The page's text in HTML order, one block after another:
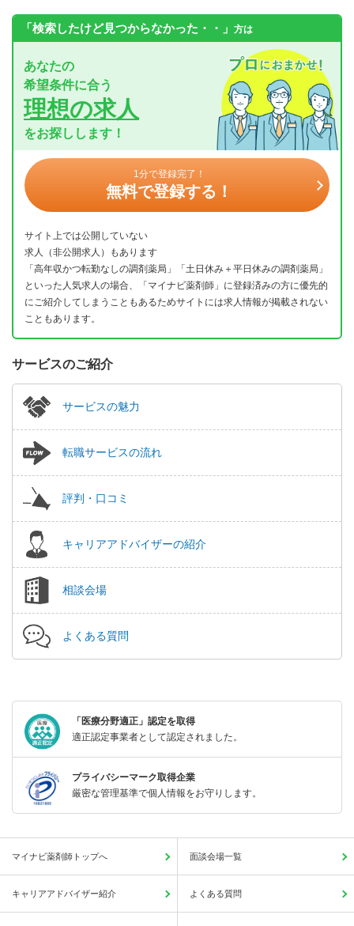
「検索したけど見つからなかった・・」 方は
あなたの
希望条件に合う
理想の求人
をお探しします！
1分で登録完了！
無料で登録する！
サイト上では公開していない
求人（非公開求人）もあります
「高年収かつ転勤なしの調剤薬局」「土日休み＋平日休みの調剤薬局」
といった人気求人の場合、「マイナビ薬剤師」に登録済みの方に優先的
にご紹介してしまうこともあるためサイトには求人情報が掲載されない
こともあります。
サービスのご紹介
サービスの魅力
転職サービスの流れ
評判・口コミ
キャリアアドバイザーの紹介
相談会場
よくある質問
「医療分野適正」認定を取得
適正認定事業者として認定されました。
プライバシーマーク取得企業
厳密な管理基準で個人情報をお守りします。
マイナビ薬剤師トップへ 面談会場一覧
キャリアアドバイザー紹介 よくある質問